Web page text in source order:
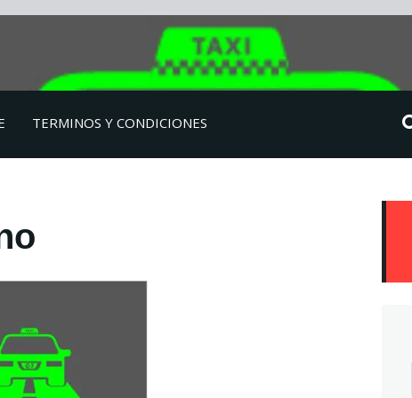
TERMINOS Y CONDICIONES